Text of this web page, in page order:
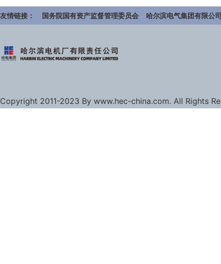
友情链接： 国务院国有资产监督管理委员会 哈尔滨电气集团有限公
Copyright 2011-2023 By www.hec-china.com. All Rights